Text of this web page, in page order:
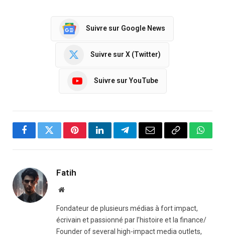
Suivre sur Google News
Suivre sur X (Twitter)
Suivre sur YouTube
FacebookTwitterPinterestLinkedInTelegramEmail Copy
Fatih
Website
Fondateur de plusieurs médias à fort impact,
écrivain et passionné par l’histoire et la finance/
Founder of several high-impact media outlets,